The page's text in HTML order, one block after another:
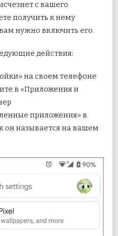
с вашего
получить к нему
нужно включить его.
действия:
на своем телефоне
в «Приложения и
приложения» в
он называется на вашем